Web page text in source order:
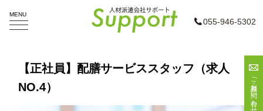
MENU
055-946-5302
ホーム
【正社員】配膳サービススタッフ（求人
NO.4）
ご相談・お問い合わせ